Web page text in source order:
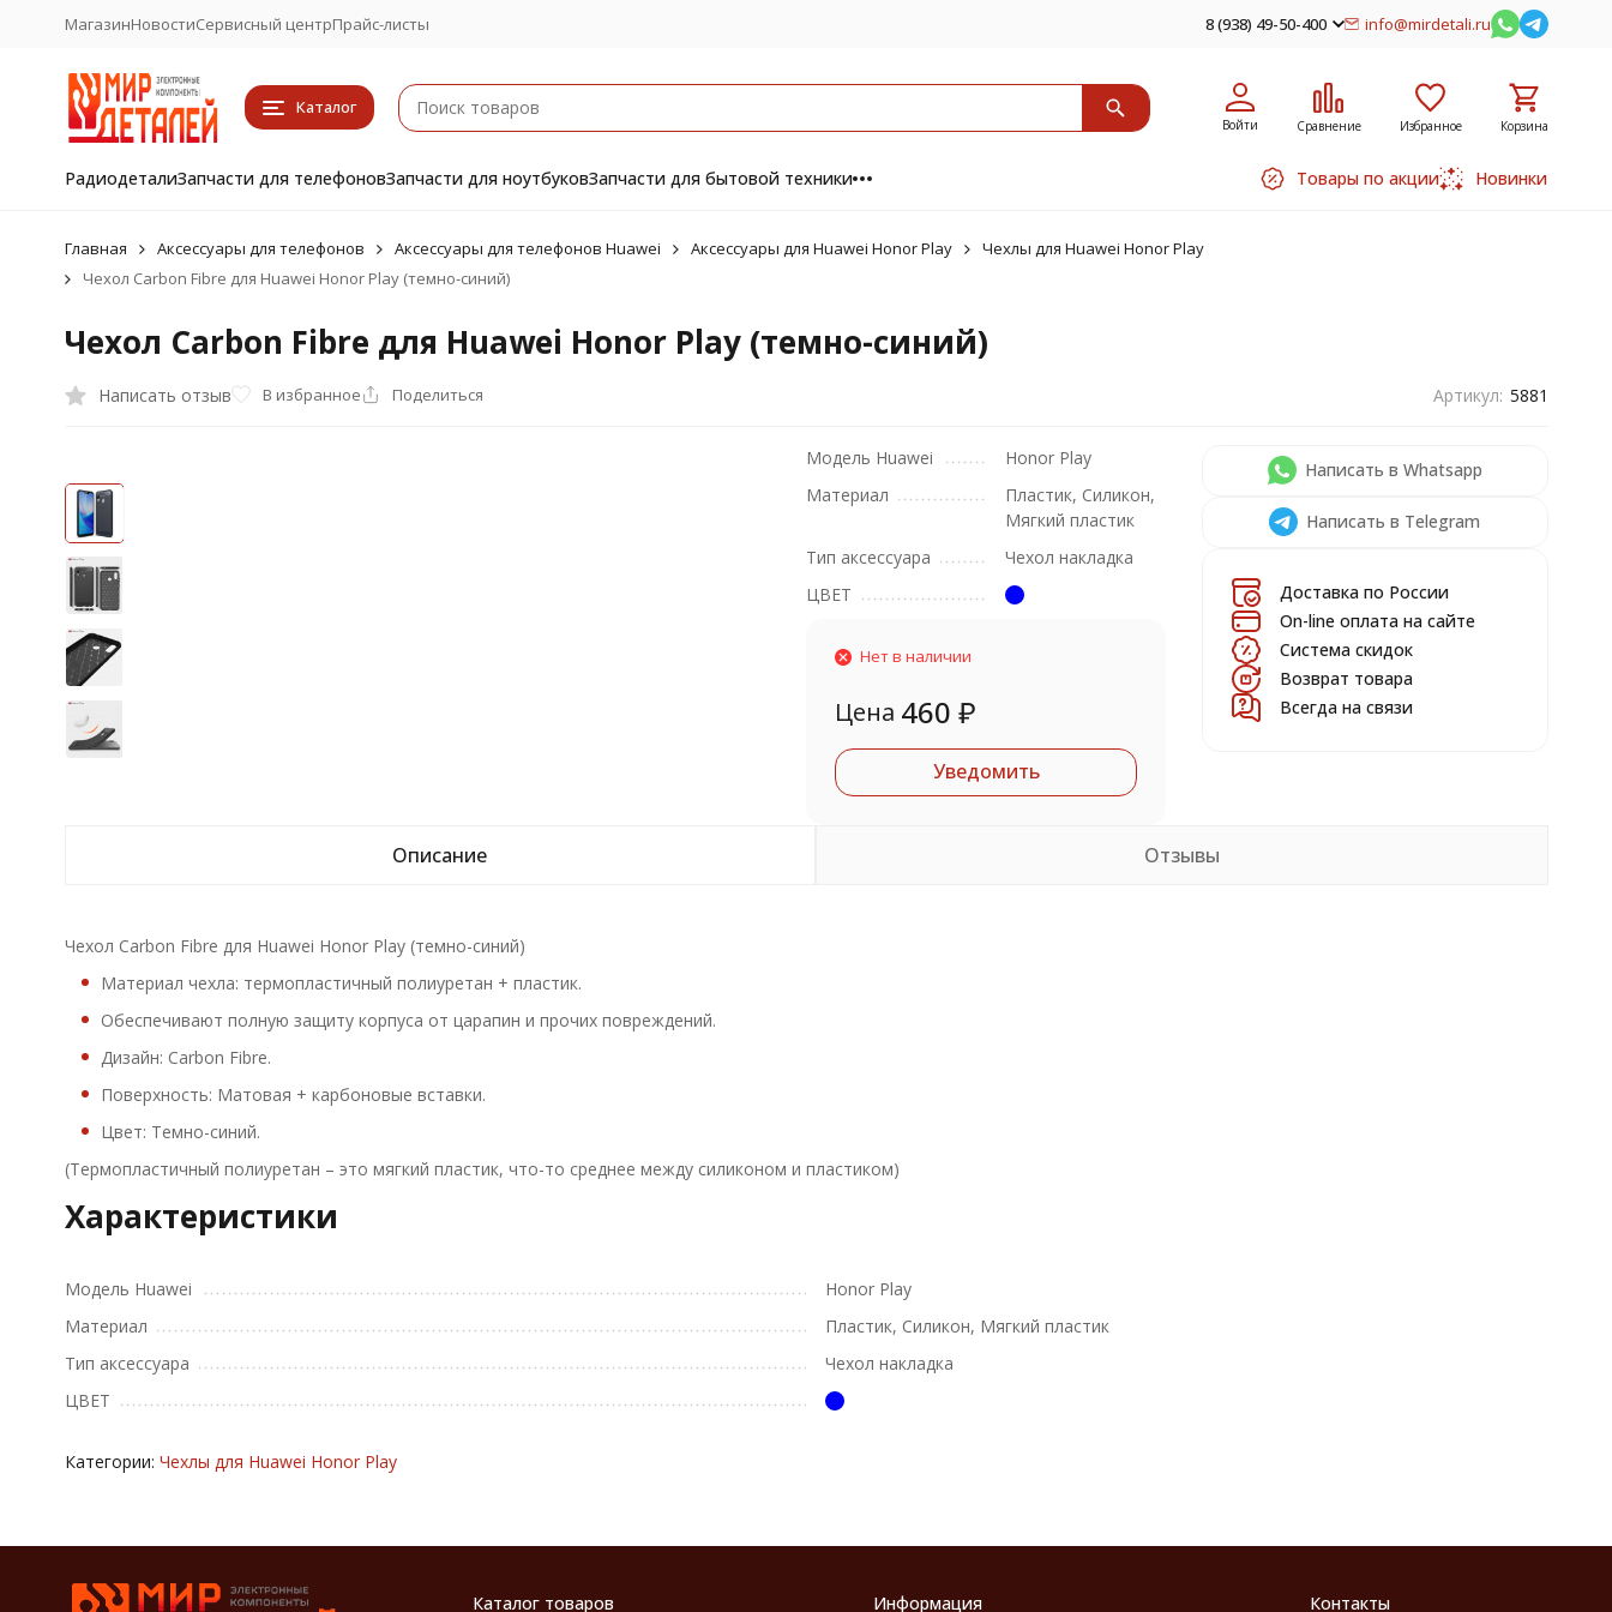
МагазинНовостиСервисный центрПрайс-листы 8 (938) 49-50-400 info@mirdetali.ru
Каталог
Войти Сравнение Избранное Корзина
РадиодеталиЗапчасти для телефоновЗапчасти для ноутбуковЗапчасти для бытовой техники Товары по акции Новинки
Главная Аксессуары для телефонов Аксессуары для телефонов Huawei Аксессуары для Huawei Honor Play
Чехлы для Huawei Honor Play
Чехол Carbon Fibre для Huawei Honor Play (темно-синий)
Чехол Carbon Fibre для Huawei Honor Play (темно-синий)
Написать отзыв В избранное Поделиться Артикул: 5881
Модель Huawei
Honor Play
Материал
Пластик, Силикон,
Мягкий пластик
Тип аксессуара
Чехол накладка
ЦВЕТ
Нет в наличии
Цена 460 ₽
Уведомить
Написать в Whatsapp
Написать в Telegram
Доставка по России
On-line оплата на сайте
Система скидок
Возврат товара
Всегда на связи
Описание Отзывы
Чехол Carbon Fibre для Huawei Honor Play (темно-синий)
Материал чехла: термопластичный полиуретан + пластик.
Обеспечивают полную защиту корпуса от царапин и прочих повреждений.
Дизайн: Carbon Fibre.
Поверхность: Матовая + карбоновые вставки.
Цвет: Темно-синий.
(Термопластичный полиуретан – это мягкий пластик, что-то среднее между силиконом и пластиком)
Характеристики
Модель Huawei
Honor Play
Материал
Пластик, Силикон, Мягкий пластик
Тип аксессуара
Чехол накладка
ЦВЕТ
Категории: Чехлы для Huawei Honor Play
Каталог товаров Информация Контакты